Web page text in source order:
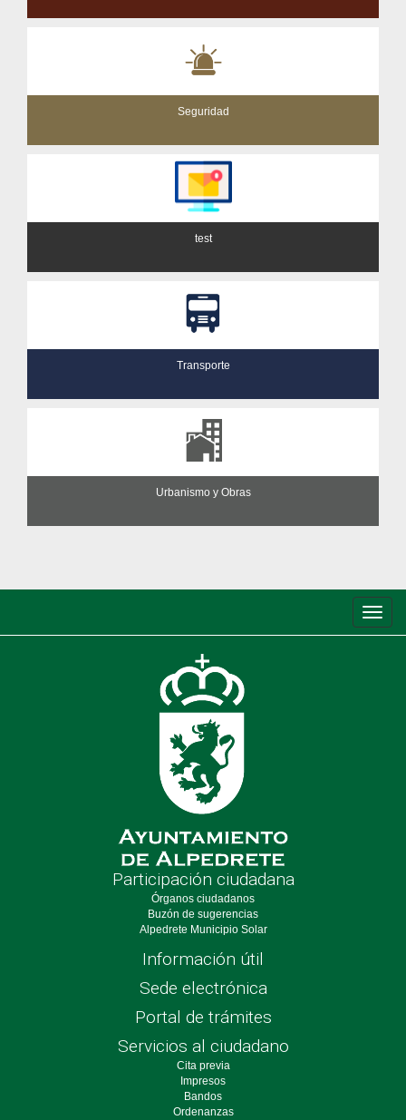
Seguridad
test
Transporte
Urbanismo y Obras
de
Participación ciudadana
Órganos ciudadanos
Buzón de sugerencias
Alpedrete Municipio Solar
Información útil
Sede electrónica
Portal de trámites
Servicios al ciudadano
Cita previa
Impresos
Bandos
Ordenanzas